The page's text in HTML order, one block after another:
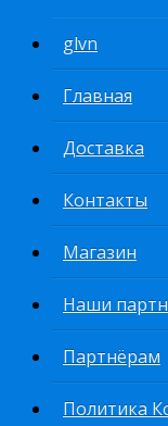
glvn
Главная
Доставка
Контакты
Магазин
Наши
Партнёрам
Политика